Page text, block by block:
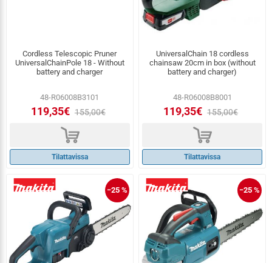
Cordless Telescopic Pruner
UniversalChainPole 18 - Without
battery and charger
48-R06008B3101
119,35€ 155,00€
d
Tilattavissa
UniversalChain 18 cordless
chainsaw 20cm in box (without
battery and charger)
48-R06008B8001
119,35€ 155,00€
d
Tilattavissa
−25 % −25 %